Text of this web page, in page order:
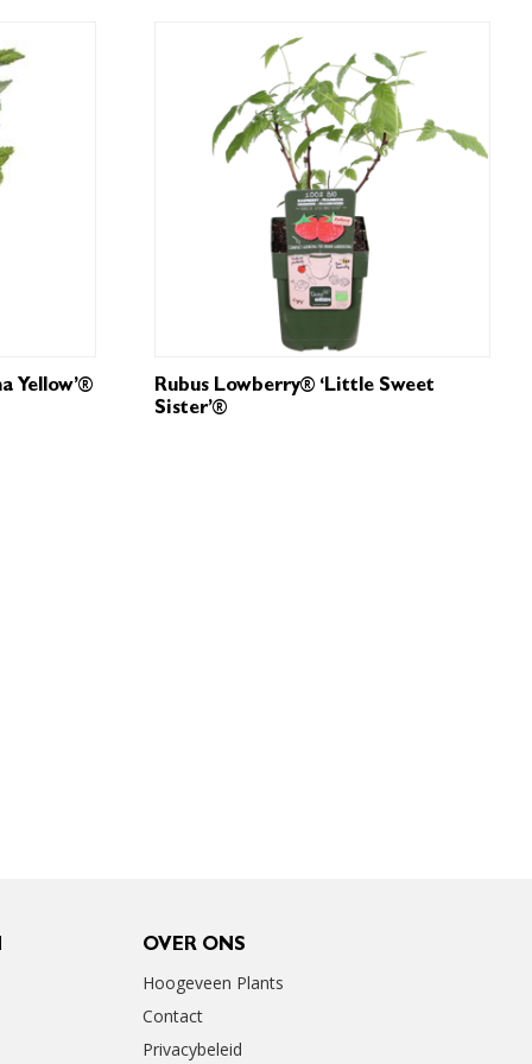
Yellow’®
Rubus Lowberry® ‘Little Sweet
Sister’®
OVER ONS
Hoogeveen Plants
Contact
Privacybeleid